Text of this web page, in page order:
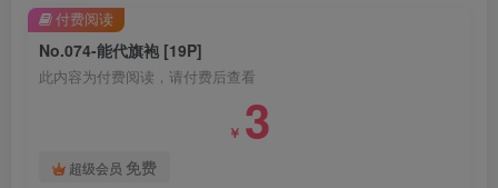
No.074-能代旗袍 [19P]
此内容为付费阅读，请付费后查看
￥ 3
超级会员 免费
付费阅读